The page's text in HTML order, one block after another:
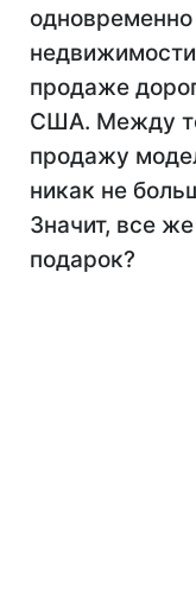
продаже
США. Между
продажу
никак не
Значит, все
подарок?